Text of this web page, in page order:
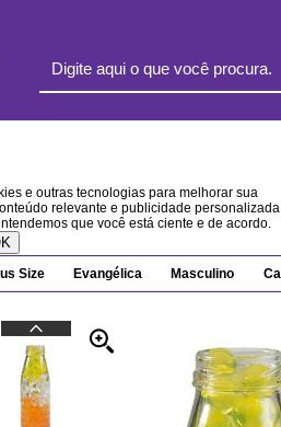
e outras tecnologias para melhorar sua
relevante e publicidade personalizada
que você está ciente e de acordo.
Size Evangélica Masculino